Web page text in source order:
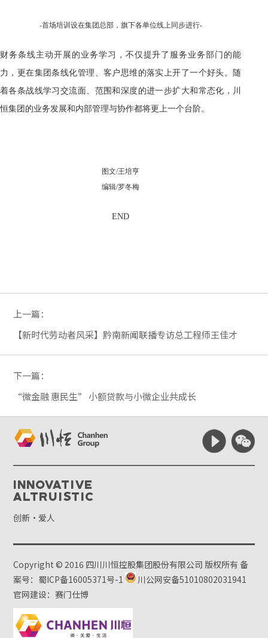
-首场培训设在集团总部，旗下各单位线上同步进行-
财务条线主动开展的业务学习，不仅提升了服务业务部门的能
力，更在集团条线化管理、客户思维的落实上开了一个好头。随
着各条战线学习交流面、范围和深度的进一步扩大和常态化，川
恒集团的业务发展和内部管理与协作都将更上一个台阶。
图文/王培亨
编辑/罗冬梅
END
上一篇：
【新时代劳动者风采】黔南新闻联播专访总工程师王佳才
下一篇：
“微金融 惠民生” 小额贷款与小微企业共成长
Innovative
Altruistic
创新·爱人
Copyright © 2016 四川川恒控股集团股份有限公司 版权所有备
案号：蜀ICP备16005371号-1
川公网安备51010802031941
官网建设：赛门仕博